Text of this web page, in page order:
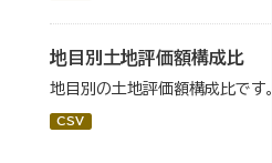
地目別土地評価額構成比
地目別の土地評価額構成比です。
CSV